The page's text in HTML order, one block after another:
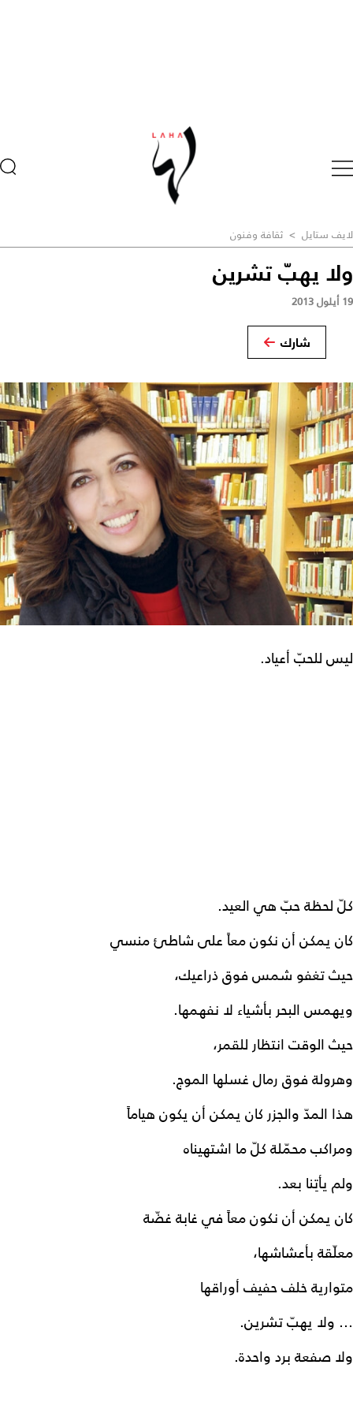
لايف ستايل > ثقافة وفنون
ولا يهبّ تشرين
19 أيلول 2013
شارك
ليس للحبّ أعياد.
كلّ لحظة حبّ هي العيد.
كان يمكن أن نكون معاً على شاطئ منسي
حيث تغفو شمس فوق ذراعيك،
ويهمس البحر بأشياء لا نفهمها.
حيث الوقت انتظار للقمر،
وهرولة فوق رمال غسلها الموج.
هذا المدّ والجزر كان يمكن أن يكون هياماً
ومراكب محمّلة كلّ ما اشتهيناه
ولم يأتِنا بعد.
كان يمكن أن نكون معاً في غابة غضّة
معلّقة بأعشاشها،
متوارية خلف حفيف أوراقها
… ولا يهبّ تشرين.
ولا صفعة برد واحدة.